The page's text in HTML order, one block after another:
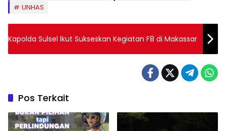
UNHAS
Kapolda Sulsel Ikut Sukseskan Kegiatan F8 di Makassar
Pos Terkait